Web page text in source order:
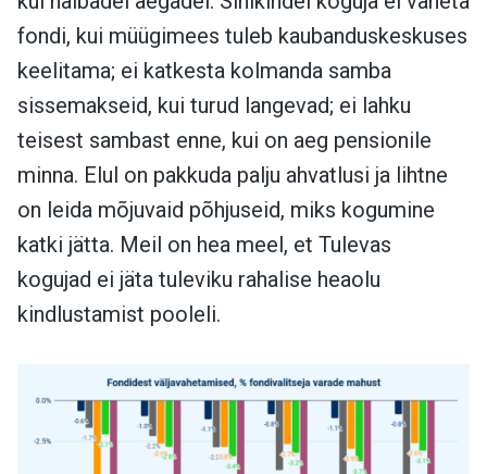
fondi, kui müügimees tuleb kaubanduskeskuses
keelitama; ei katkesta kolmanda samba
sissemakseid, kui turud langevad; ei lahku
teisest sambast enne, kui on aeg pensionile
minna. Elul on pakkuda palju ahvatlusi ja lihtne
on leida mõjuvaid põhjuseid, miks kogumine
katki jätta. Meil on hea meel, et Tulevas
kogujad ei jäta tuleviku rahalise heaolu
kindlustamist pooleli.